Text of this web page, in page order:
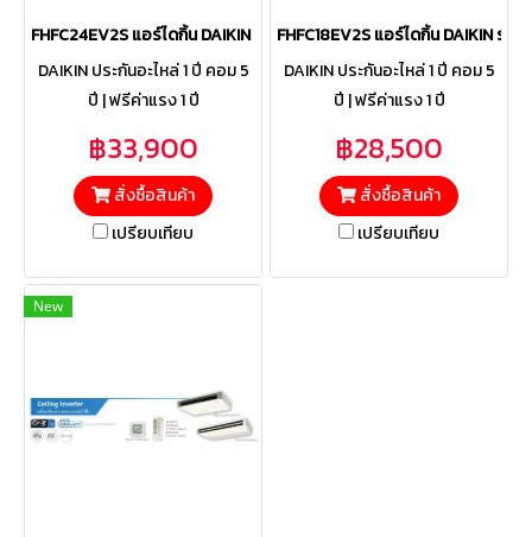
FHFC24EV2S แอร์ไดกิ้น DAIKIN รุ่น SkyAir Ceiling Standard
DAIKIN ประกันอะไหล่ 1 ปี คอม 5
ปี | ฟรีค่าแรง 1 ปี
฿33,900
สั่งซื้อสินค้า
เปรียบเทียบ
FHFC18EV2S แอร์ไดกิ้น DAIKIN
DAIKIN ประกันอะไหล่ 1 ปี คอม 5
ปี | ฟรีค่าแรง 1 ปี
฿28,500
สั่งซื้อสินค้า
เปรียบเทียบ
New